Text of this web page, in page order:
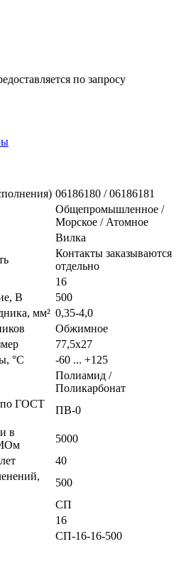
по запросу
06186180 / 06186181
Общепромышленное /
Морское / Атомное
Вилка
Контакты заказываются
отдельно
16
В
500
мм² 0,35-4,0
Обжимное
77,5х27
°C
-60 ... +125
Полиамид /
Поликарбонат
по ГОСТ
ПВ-0
в
5000
40
500
СП
16
CП-16-16-500